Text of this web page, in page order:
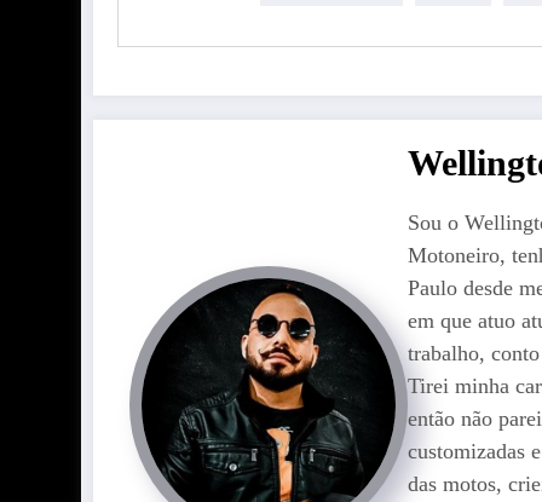
Sou o
Motoneiro,
Paulo desde
em que atuo
trabalho,
Tirei minha
então não
customizadas
das motos,